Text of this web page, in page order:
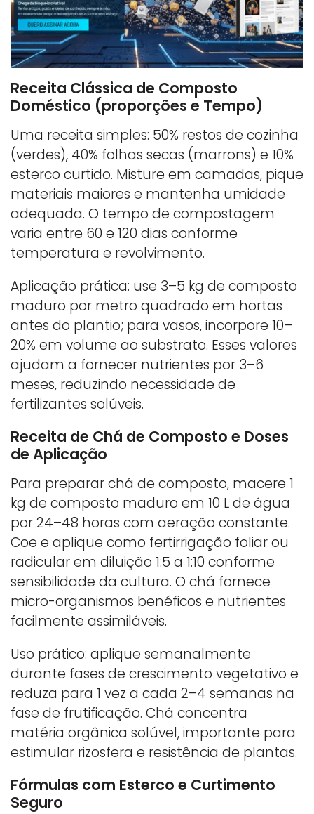
Receita Clássica de Composto
Doméstico (proporções e Tempo)
Uma receita simples: 50% restos de cozinha
(verdes), 40% folhas secas (marrons) e 10%
esterco curtido. Misture em camadas, pique
materiais maiores e mantenha umidade
adequada. O tempo de compostagem
varia entre 60 e 120 dias conforme
temperatura e revolvimento.
Aplicação prática: use 3–5 kg de composto
maduro por metro quadrado em hortas
antes do plantio; para vasos, incorpore 10–
20% em volume ao substrato. Esses valores
ajudam a fornecer nutrientes por 3–6
meses, reduzindo necessidade de
fertilizantes solúveis.
Receita de Chá de Composto e Doses
de Aplicação
Para preparar chá de composto, macere 1
kg de composto maduro em 10 L de água
por 24–48 horas com aeração constante.
Coe e aplique como fertirrigação foliar ou
radicular em diluição 1:5 a 1:10 conforme
sensibilidade da cultura. O chá fornece
micro-organismos benéficos e nutrientes
facilmente assimiláveis.
Uso prático: aplique semanalmente
durante fases de crescimento vegetativo e
reduza para 1 vez a cada 2–4 semanas na
fase de frutificação. Chá concentra
matéria orgânica solúvel, importante para
estimular rizosfera e resistência de plantas.
Fórmulas com Esterco e Curtimento
Seguro